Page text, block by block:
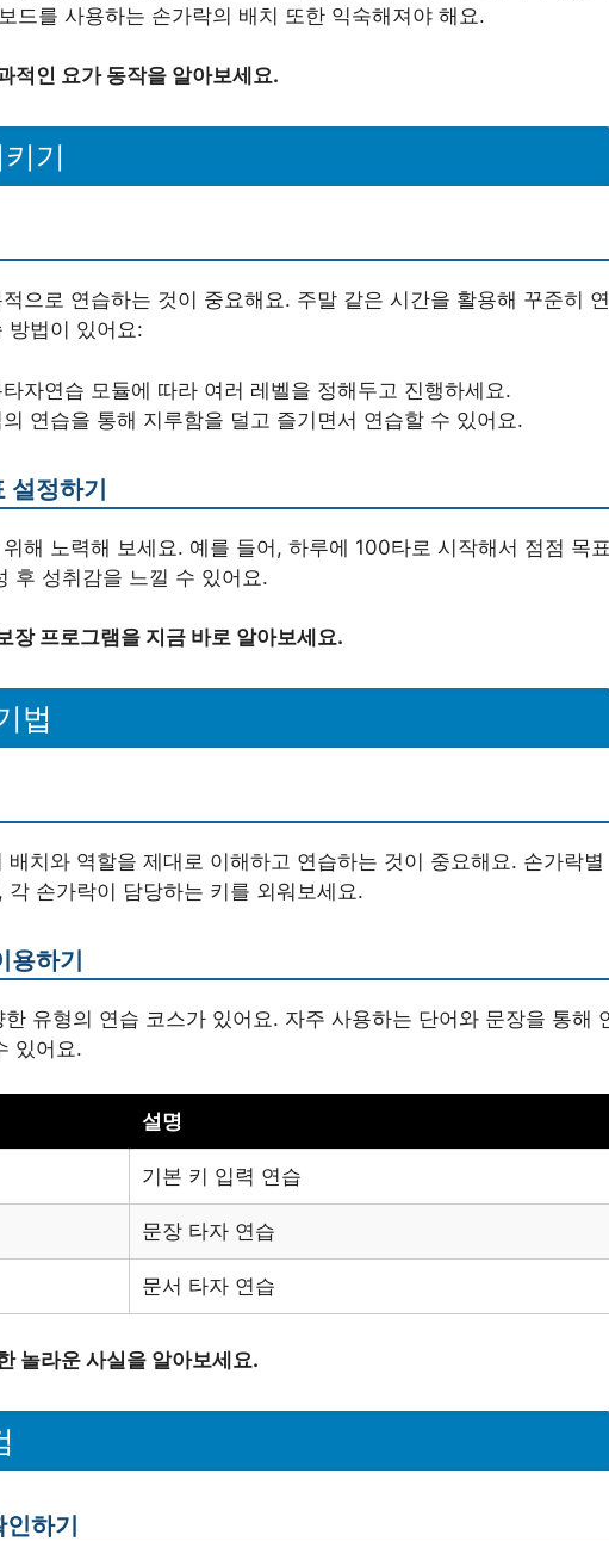
드를 사용하는 손가락의 배치 또한 익숙해져야 해요.
적인 요가 동작을 알아보세요.
기
으로 연습하는 것이 중요해요. 주말 같은 시간을 활용해 꾸준히 연
방법이 있어요:
자연습 모듈에 따라 여러 레벨을 정해두고 진행하세요.
연습을 통해 지루함을 덜고 즐기면서 연습할 수 있어요.
설정하기
해 노력해 보세요. 예를 들어, 하루에 100타로 시작해서 점점 목표
후 성취감을 느낄 수 있어요.
장 프로그램을 지금 바로 알아보세요.
법
치와 역할을 제대로 이해하고 연습하는 것이 중요해요. 손가락별
각 손가락이 담당하는 키를 외워보세요.
용하기
유형의 연습 코스가 있어요. 자주 사용하는 단어와 문장을 통해
있어요.
설명
기본 키 입력 연습
문장 타자 연습
문서 타자 연습
놀라운 사실을 알아보세요.
하기